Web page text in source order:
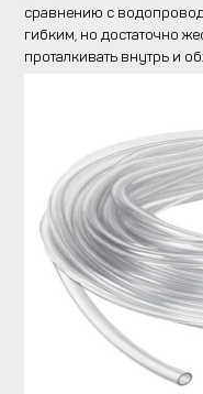
сравнению с
гибким, но достаточно
проталкивать внутрь и